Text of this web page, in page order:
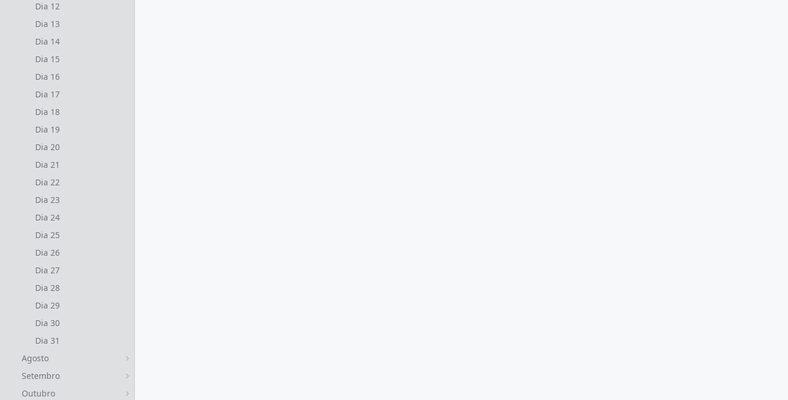
Dia 12
Dia 13
Dia 14
Dia 15
Dia 16
Dia 17
Dia 18
Dia 19
Dia 20
Dia 21
Dia 22
Dia 23
Dia 24
Dia 25
Dia 26
Dia 27
Dia 28
Dia 29
Dia 30
Dia 31
Agosto
Setembro
Outubro